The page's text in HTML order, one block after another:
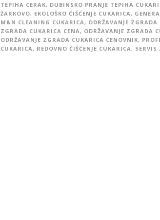
TEPIHA CERAK, DUBINSKO PRANJE TEPIHA
ŽARKOVO, EKOLOŠKO ČIŠĆENJE CUKARICA ,
M&N CLEANING CUKARICA , ODRŽAVANJE ZGRADA
ZGRADA CUKARICA CENA , ODRŽAVANJE ZGRADA
ODRŽAVANJE ZGRADA CUKARICA CENOVNIK,
CUKARICA , REDOVNO ČIŠĆENJE CUKARICA , SERVIS